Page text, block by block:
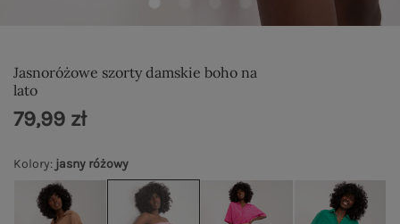
Jasnoróżowe szorty damskie boho na
lato
Kolory: jasny różowy
79,99 zł